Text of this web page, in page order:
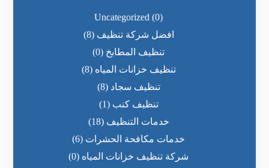
Uncategorized (0)
افضل شركة تنظيف (8)
تنظيف المطابخ (0)
تنظيف خزانات المياه (8)
تنظيف سجاد (8)
تنظيف كنب (1)
خدمات التنظيف (18)
خدمات مكافحة الحشرات (6)
شركة تنظيف خزانات المياه (0)